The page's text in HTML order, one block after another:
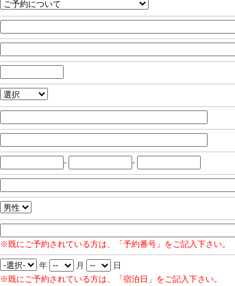
- -
※既にご予約されている方は、「予約番号」をご記入下さい。
年 月
日
※既にご予約されている方は、「宿泊日」をご記入下さい。